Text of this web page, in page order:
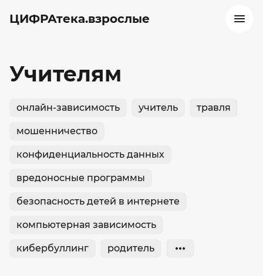
ЦИФРАтека.взрослые
Учителям
онлайн-зависимость учитель травля
мошенничество
конфиденциальность данных
вредоносные программы
безопасность детей в интернете
компьютерная зависимость
кибербуллинг родитель